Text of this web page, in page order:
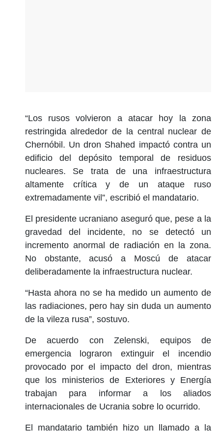
“Los rusos volvieron a atacar hoy la zona
restringida alrededor de la central nuclear de
Chernóbil. Un dron Shahed impactó contra un
edificio del depósito temporal de residuos
nucleares. Se trata de una infraestructura
altamente crítica y de un ataque ruso
extremadamente vil”, escribió el mandatario.
El presidente ucraniano aseguró que, pese a la
gravedad del incidente, no se detectó un
incremento anormal de radiación en la zona.
No obstante, acusó a Moscú de atacar
deliberadamente la infraestructura nuclear.
“Hasta ahora no se ha medido un aumento de
las radiaciones, pero hay sin duda un aumento
de la vileza rusa”, sostuvo.
De acuerdo con Zelenski, equipos de
emergencia lograron extinguir el incendio
provocado por el impacto del dron, mientras
que los ministerios de Exteriores y Energía
trabajan para informar a los aliados
internacionales de Ucrania sobre lo ocurrido.
El mandatario también hizo un llamado a la